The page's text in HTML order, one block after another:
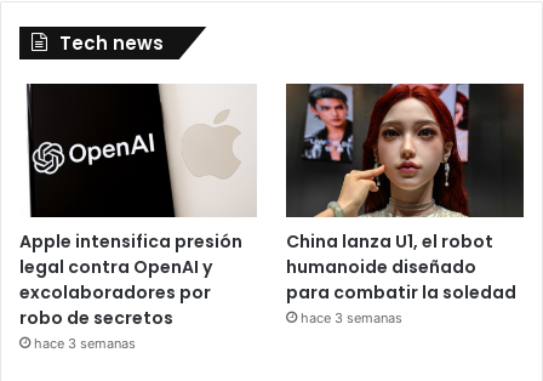
Tech news
Apple intensifica presión
legal contra OpenAI y
excolaboradores por
robo de secretos
hace 3 semanas
China lanza U1, el robot
humanoide diseñado
para combatir la soledad
hace 3 semanas